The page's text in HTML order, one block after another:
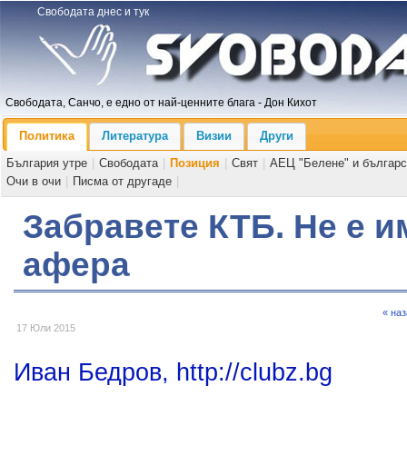
Свободата днес и тук
Свободата, Санчо, е едно от най-ценните блага - Дон Кихот
Политика Литература Визии
Други
България утре
Свободата Позиция Свят
АЕЦ "Белене" и
Очи в очи
Писма от другаде
Забравете КТБ. Не е
афера
17 Юли 2015
«
Иван Бедров, http://clubz.bg